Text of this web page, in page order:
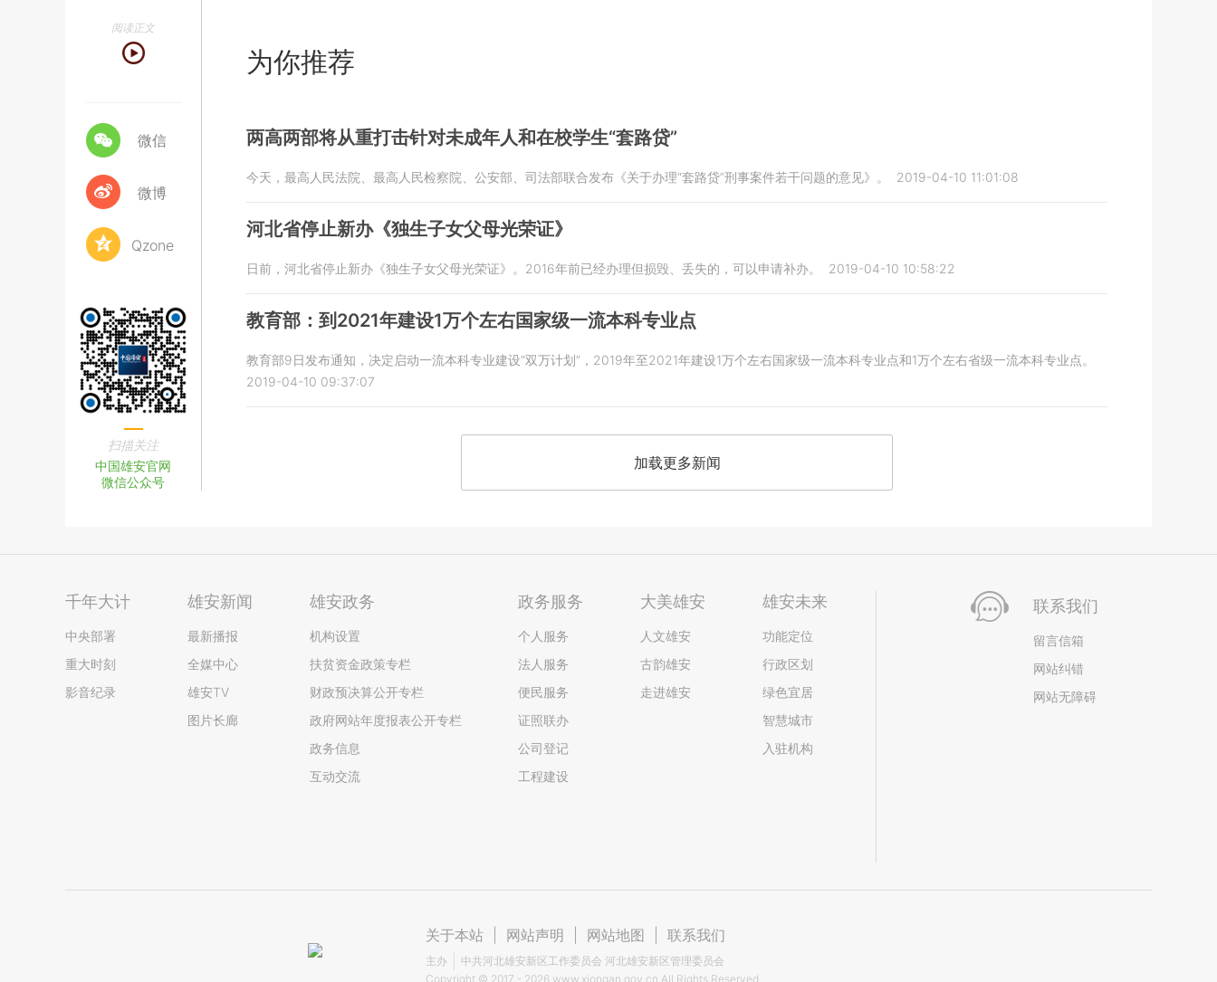
阅读正文
微信
微博
Qzone
扫描关注
中国雄安官网
微信公众号
为你推荐
两高两部将从重打击针对未成年人和在校学生“套路贷”
今天，最高人民法院、最高人民检察院、公安部、司法部联合发布《关于办理“套路贷”刑事案件若干问题的意见》。 2019-04-10 11:01:08
河北省停止新办《独生子女父母光荣证》
日前，河北省停止新办《独生子女父母光荣证》。2016年前已经办理但损毁、丢失的，可以申请补办。 2019-04-10 10:58:22
教育部：到2021年建设1万个左右国家级一流本科专业点
教育部9日发布通知，决定启动一流本科专业建设“双万计划”，2019年至2021年建设1万个左右国家级一流本科专业点和1万个左右省级一流本科专业点。
2019-04-10 09:37:07
加载更多新闻
千年大计
中央部署
重大时刻
影音纪录
雄安新闻
最新播报
全媒中心
雄安TV
图片长廊
雄安政务
机构设置
扶贫资金政策专栏
财政预决算公开专栏
政府网站年度报表公开专栏
政务信息
互动交流
政务服务
个人服务
法人服务
便民服务
证照联办
公司登记
工程建设
大美雄安
人文雄安
古韵雄安
走进雄安
雄安未来
功能定位
行政区划
绿色宜居
智慧城市
入驻机构
联系我们
留言信箱
网站纠错
网站无障碍
关于本站 网站声明 网站地图 联系我们
主办
中共河北雄安新区工作委员会 河北雄安新区管理委员会
Copyright © 2017 - 2026 www.xiongan.gov.cn All Rights Reserved.